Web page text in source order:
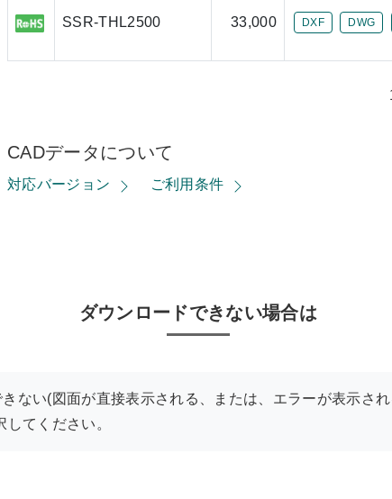
SSR-THL2500 33,000 DXF DWG
CADデータについて
対応バージョン ご利用条件
ダウンロードできない場合は
ない(図面が直接表示される、または、エラーが表示さ
てください。